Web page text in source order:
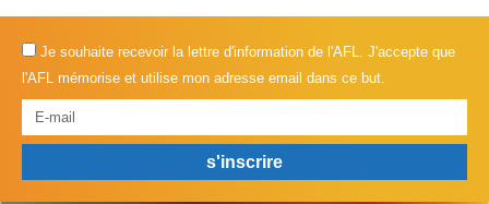
Je souhaite recevoir la lettre d'information de l'AFL. J'accepte que
l'AFL mémorise et utilise mon adresse email dans ce but.
s'inscrire